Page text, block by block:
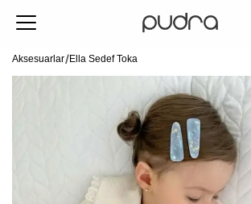
Aksesuarlar Ella Sedef Toka